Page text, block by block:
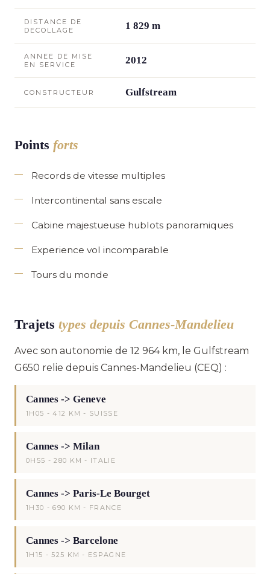
DISTANCE DE
DECOLLAGE
1 829 m
ANNEE DE MISE
EN SERVICE
2012
CONSTRUCTEUR Gulfstream
Points forts
Records de vitesse multiples
Intercontinental sans escale
Cabine majestueuse hublots panoramiques
Experience vol incomparable
Tours du monde
Trajets types depuis Cannes-Mandelieu
Avec son autonomie de 12 964 km, le Gulfstream
G650 relie depuis Cannes-Mandelieu (CEQ) :
Cannes -> Geneve
1H05 - 412 KM - SUISSE
Cannes -> Milan
0H55 - 280 KM - ITALIE
Cannes -> Paris-Le Bourget
1H30 - 690 KM - FRANCE
Cannes -> Barcelone
1H15 - 525 KM - ESPAGNE